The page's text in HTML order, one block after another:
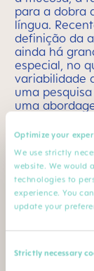
Optimize your
We use strictly
website. We
technologies to
experience. You
update your
Consent
Strictly necessary
para a dobra
língua.
definição da
ainda há
especial, no
variabilidade
uma
uma
anatomia oral
língua
forneçam
que envolva
de
formato do